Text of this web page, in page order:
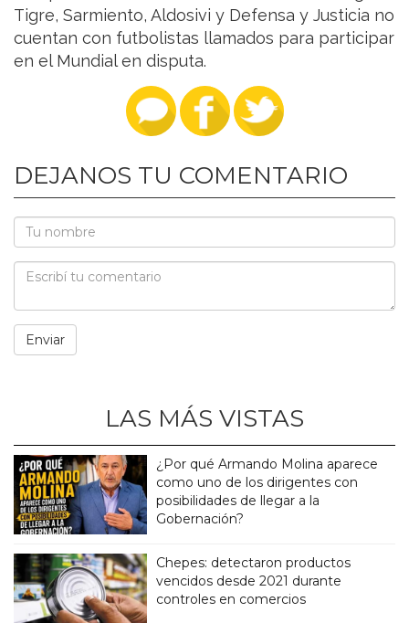
Tigre, Sarmiento, Aldosivi y Defensa y Justicia no
cuentan con futbolistas llamados para participar
en el Mundial en disputa.
DEJANOS TU COMENTARIO
LAS MÁS VISTAS
¿Por qué Armando Molina aparece
como uno de los dirigentes con
posibilidades de llegar a la
Gobernación?
Chepes: detectaron productos
vencidos desde 2021 durante
controles en comercios